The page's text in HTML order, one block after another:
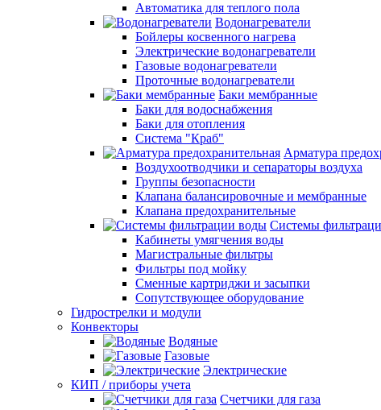
Автоматика для теплого пола
Водонагреватели
Бойлеры косвенного нагрева
Электрические водонагреватели
Газовые водонагреватели
Проточные водонагреватели
Баки мембранные
Баки для водоснабжения
Баки для отопления
Система "Краб"
Арматура
Воздухоотводчики и сепараторы воздуха
Группы безопасности
Клапана балансировочные и мембранные
Клапана предохранительные
Системы
Кабинеты умягчения воды
Магистральные фильтры
Фильтры под мойку
Сменные картриджи и засыпки
Сопутствующее оборудование
Гидрострелки и модули
Конвекторы
Водяные
Газовые
Электрические
КИП / приборы учета
Счетчики для газа